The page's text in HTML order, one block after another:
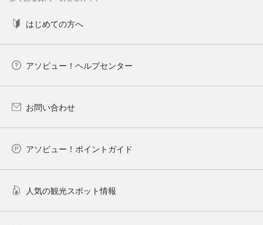
はじめての方へ
アソビュー！ヘルプセンター
お問い合わせ
アソビュー！ポイントガイド
人気の観光スポット情報